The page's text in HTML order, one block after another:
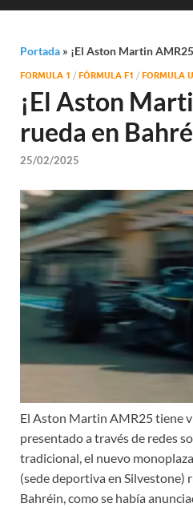
Portada » ¡El Aston Martin
FORMULA 1 / FÓRMULA F1 / FORMULA
¡El Aston
rueda en
25/02/2025
El Aston Martin AMR25 tiene
presentado a través de redes
tradicional, el nuevo
(sede deportiva en Silvestone)
Bahréin, como se había